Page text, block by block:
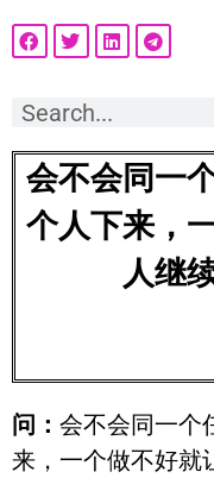
会不会同一
个人下来，
人继
问： 会不会同一个
来，一个做不好就